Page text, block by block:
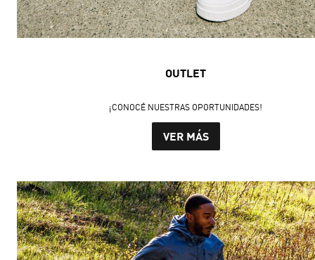
OUTLET
¡CONOCÉ NUESTRAS OPORTUNIDADES!
VER MÁS